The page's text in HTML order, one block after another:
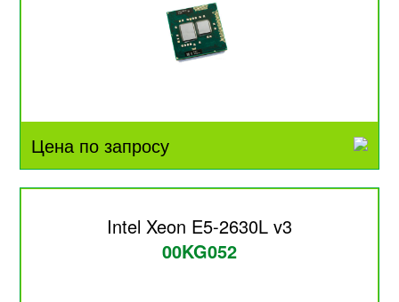
Цена по запросу
Intel Xeon E5-2630L v3
00KG052